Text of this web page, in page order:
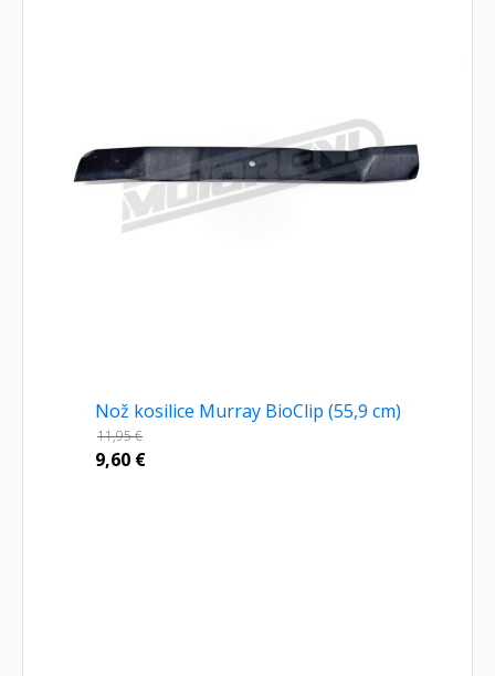
Nož kosilice Murray BioClip (55,9 cm)
11,95€
9,60 €